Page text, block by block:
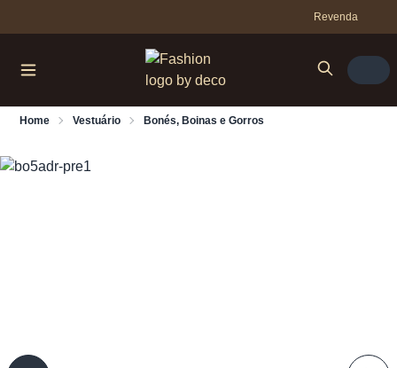
Revenda
Home Vestuário Bonés, Boinas e Gorros